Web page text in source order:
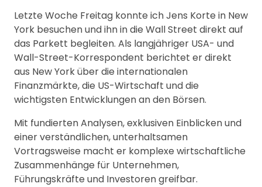
Letzte Woche Freitag konnte ich Jens Korte in New
York besuchen und ihn in die Wall Street direkt auf
das Parkett begleiten. Als langjähriger USA- und
Wall-Street-Korrespondent berichtet er direkt
aus New York über die internationalen
Finanzmärkte, die US-Wirtschaft und die
wichtigsten Entwicklungen an den Börsen.
Mit fundierten Analysen, exklusiven Einblicken und
einer verständlichen, unterhaltsamen
Vortragsweise macht er komplexe wirtschaftliche
Zusammenhänge für Unternehmen,
Führungskräfte und Investoren greifbar.